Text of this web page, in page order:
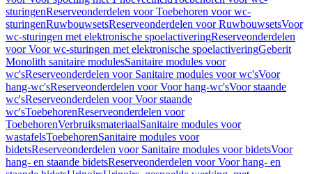
sturingenReserveonderdelen voor Toebehoren voor wc-
sturingenRuwbouwsetsReserveonderdelen voor RuwbouwsetsVoor
wc-sturingen met elektronische spoelactiveringReserveonderdelen
voor Voor wc-sturingen met elektronische spoelactiveringGeberit
Monolith sanitaire modulesSanitaire modules voor
wc'sReserveonderdelen voor Sanitaire modules voor wc'sVoor
hang-wc'sReserveonderdelen voor Voor hang-wc'sVoor staande
wc'sReserveonderdelen voor Voor staande
wc'sToebehorenReserveonderdelen voor
ToebehorenVerbruiksmateriaalSanitaire modules voor
wastafelsToebehorenSanitaire modules voor
bidetsReserveonderdelen voor Sanitaire modules voor bidetsVoor
hang- en staande bidetsReserveonderdelen voor Voor hang- en